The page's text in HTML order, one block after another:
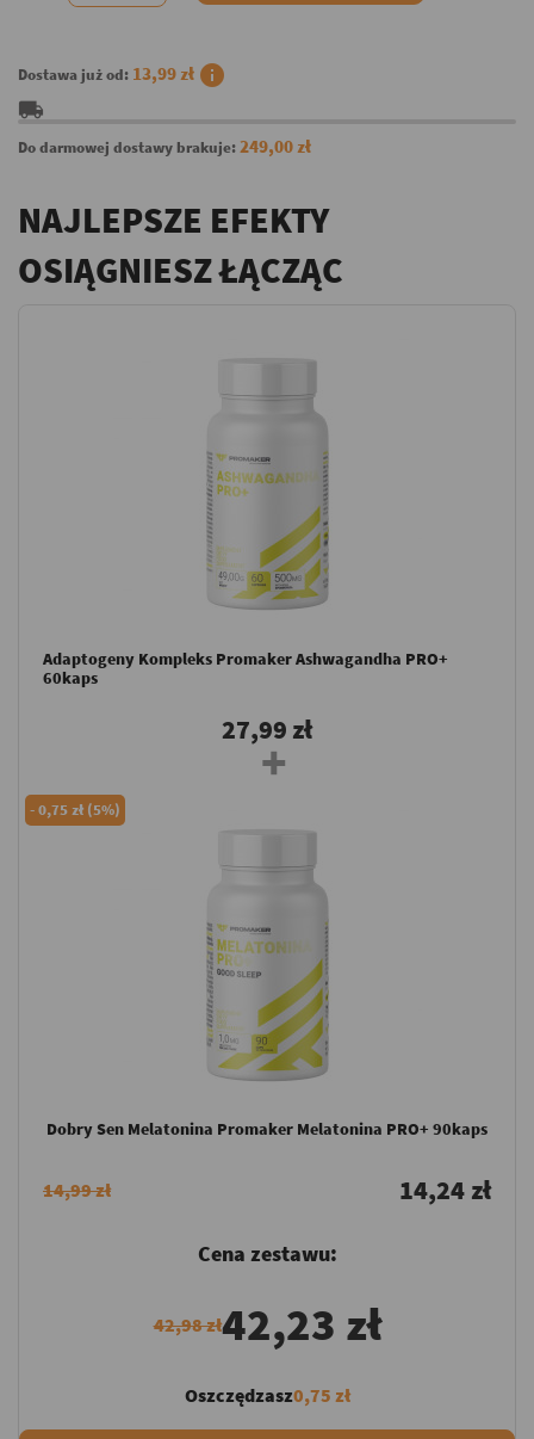
Dostawa już od: 13,99 zł info
local_shipping
Do darmowej dostawy brakuje:249,00 zł
NAJLEPSZE EFEKTY
OSIĄGNIESZ ŁĄCZĄC
Adaptogeny Kompleks Promaker Ashwagandha PRO+
60kaps
27,99 zł
-0,75 zł (5%)
Dobry Sen Melatonina Promaker Melatonina PRO+ 90kaps
14,99 zł 14,24 zł
Cena zestawu:
42,98 zł42,23 zł
Oszczędzasz0,75 zł